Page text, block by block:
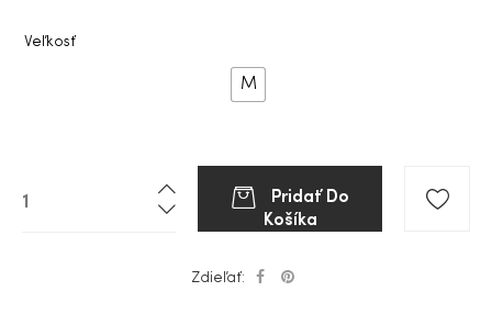
Veľkosť
M
Pridať Do
Košíka
Zdieľať: